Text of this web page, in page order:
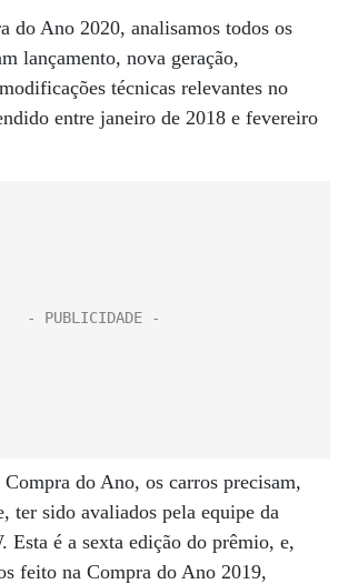
do Ano 2020, analisamos todos os
lançamento, nova geração,
técnicas relevantes no
entre janeiro de 2018 e fevereiro
Compra do Ano, os carros precisam,
ter sido avaliados pela equipe da
Esta é a sexta edição do prêmio, e,
feito na Compra do Ano 2019,